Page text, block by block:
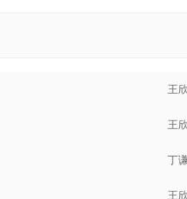
王
王
丁
王